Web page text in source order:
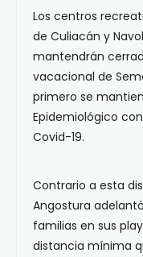
Los centros
de Culiacán y
mantendrán
vacacional de
primero se
Epidemiológico
Covid-19.
Contrario a esta
Angostura
familias en sus
distancia mínima